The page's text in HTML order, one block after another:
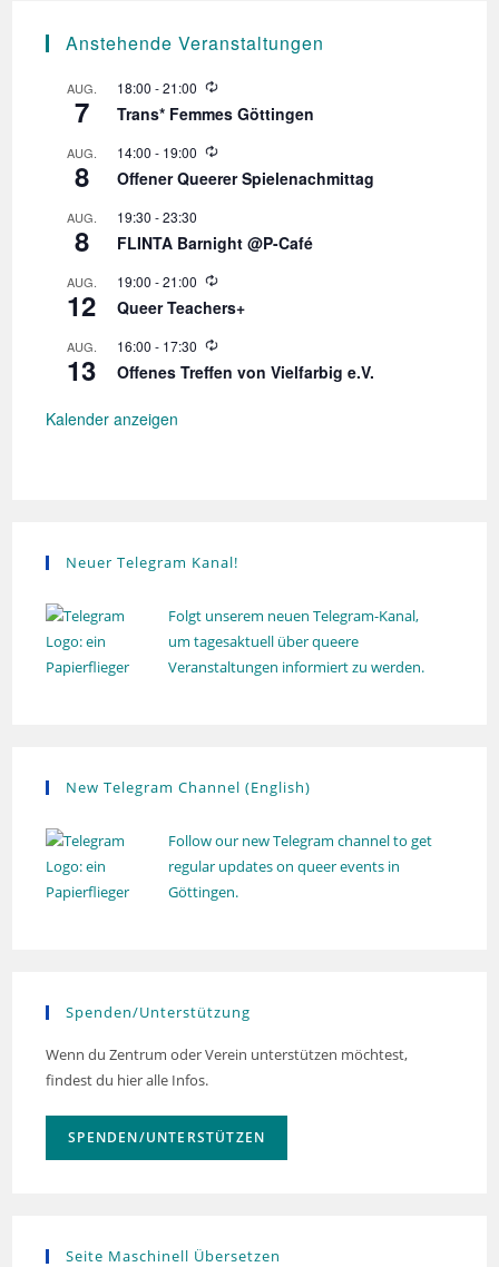
Anstehende Veranstaltungen
AUG.
7
18:00 -21:00
W
e
e
r
u
g
Trans* Femmes Göttingen
AUG.
8
14:00 - 19:00
W
e
r
h
o
u
g
Offener Queerer Spielenachmittag
AUG.
8
19:30 -23:30
FLINTA Barnight @P-Café
AUG.
12
19:00 -21:00
W
e
e
r
Queer Teachers+
AUG.
13
16:00 - 17:30
W
e
Offenes Treffen von Vielfarbig e.V.
Kalender anzeigen
Neuer Telegram Kanal!
Folgt unserem neuen Telegram-Kanal,
um tagesaktuell über queere
Veranstaltungen informiert zu werden.
New Telegram Channel (English)
Follow our new Telegram channel to get
regular updates on queer events in
Göttingen.
Spenden/Unterstützung
Wenn du Zentrum oder Verein unterstützen möchtest,
findest du hier alle Infos.
SPENDEN/UNTERSTÜTZEN
Seite Maschinell Übersetzen